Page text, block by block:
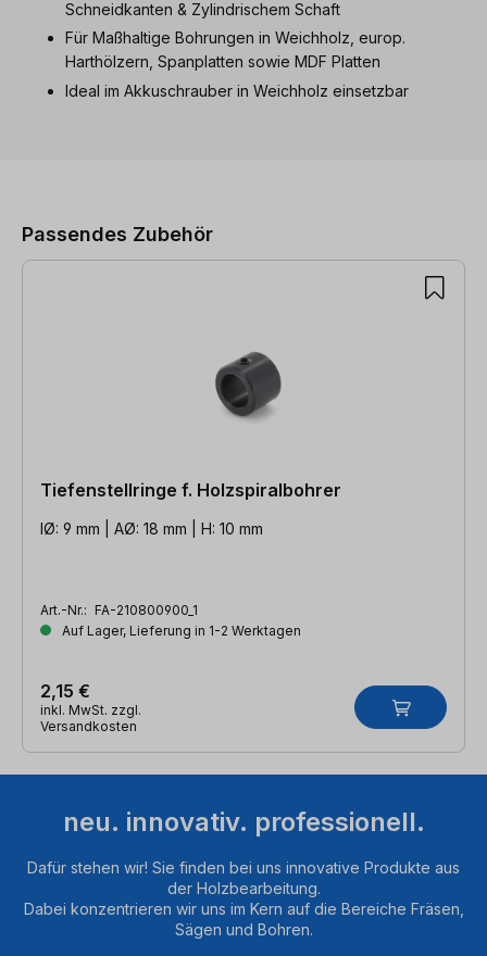
Schneidkanten & Zylindrischem Schaft
Für Maßhaltige Bohrungen in Weichholz, europ.
Harthölzern, Spanplatten sowie MDF Platten
Ideal im Akkuschrauber in Weichholz einsetzbar
Passendes Zubehör
Tiefenstellringe f. Holzspiralbohrer
IØ: 9 mm | AØ: 18 mm | H: 10 mm
Art.-Nr.: FA-210800900_1
Auf Lager, Lieferung in 1-2 Werktagen
2,15 €
inkl. MwSt. zzgl.
Versandkosten
neu. innovativ. professionell.
Dafür stehen wir! Sie finden bei uns innovative Produkte aus
der Holzbearbeitung.
Dabei konzentrieren wir uns im Kern auf die Bereiche Fräsen,
Sägen und Bohren.